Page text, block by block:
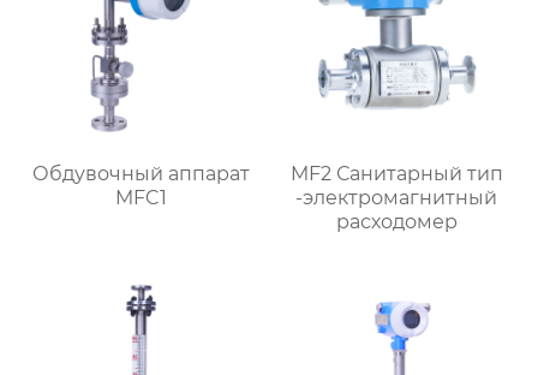
Обдувочный аппарат
MFC1
MF2 Санитарный тип
-электромагнитный
расходомер